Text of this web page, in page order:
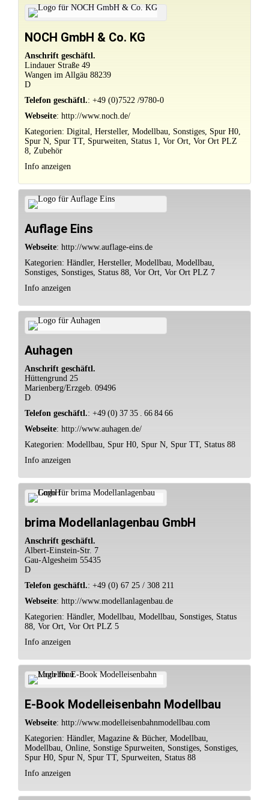
NOCH GmbH & Co. KG
Anschrift geschäftl.
Lindauer Straße 49
Wangen im Allgäu 88239
D
Telefon geschäftl.: +49 (0)7522 /9780-0
Webseite: http://www.noch.de/
Kategorien: Digital, Hersteller, Modellbau, Sonstiges, Spur H0,
Spur N, Spur TT, Spurweiten, Status 1, Vor Ort, Vor Ort PLZ
8, Zubehör
Info anzeigen
Auflage Eins
Webseite: http://www.auflage-eins.de
Kategorien: Händler, Hersteller, Modellbau, Modellbau,
Sonstiges, Sonstiges, Status 88, Vor Ort, Vor Ort PLZ 7
Info anzeigen
Auhagen
Anschrift geschäftl.
Hüttengrund 25
Marienberg/Erzgeb. 09496
D
Telefon geschäftl.: +49 (0) 37 35 . 66 84 66
Webseite: http://www.auhagen.de/
Kategorien: Modellbau, Spur H0, Spur N, Spur TT, Status 88
Info anzeigen
brima Modellanlagenbau GmbH
Anschrift geschäftl.
Albert-Einstein-Str. 7
Gau-Algesheim 55435
D
Telefon geschäftl.: +49 (0) 67 25 / 308 211
Webseite: http://www.modellanlagenbau.de
Kategorien: Händler, Modellbau, Modellbau, Sonstiges, Status
88, Vor Ort, Vor Ort PLZ 5
Info anzeigen
E-Book Modelleisenbahn Modellbau
Webseite: http://www.modelleisenbahnmodellbau.com
Kategorien: Händler, Magazine & Bücher, Modellbau,
Modellbau, Online, Sonstige Spurweiten, Sonstiges, Sonstiges,
Spur H0, Spur N, Spur TT, Spurweiten, Status 88
Info anzeigen